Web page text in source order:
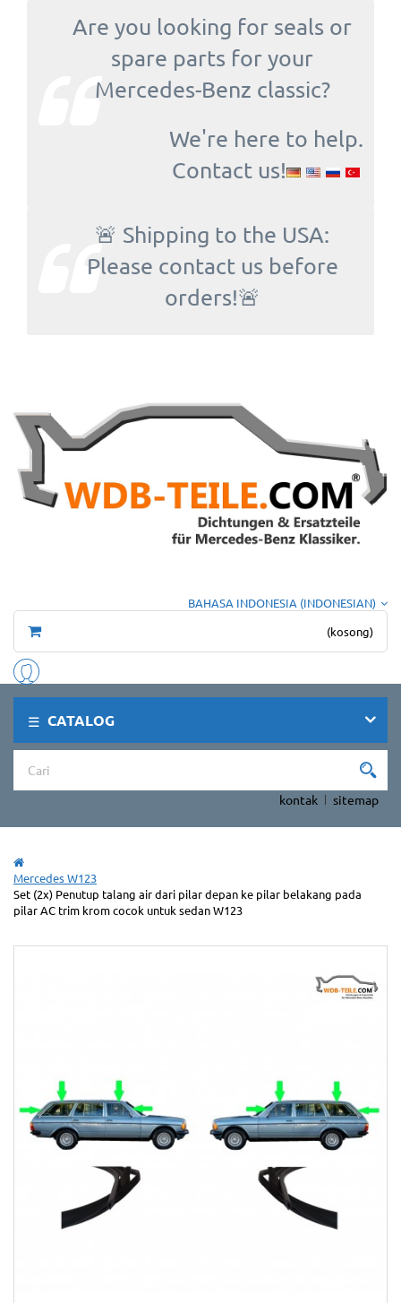
Are you looking for seals or
spare parts for your
Mercedes-Benz classic?
We're here to help.
Contact us!
🚨 Shipping to the USA:
Please contact us before
orders!🚨
BAHASA INDONESIA (INDONESIAN)
(kosong)
CATALOG
kontak sitemap
Mercedes W123
Set (2x) Penutup talang air dari pilar depan ke pilar belakang pada
pilar AC trim krom cocok untuk sedan W123